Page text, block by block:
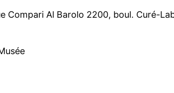
Compari Al Barolo 2200, boul. Curé-